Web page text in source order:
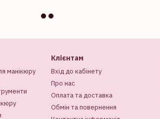
манікюру
Клієнтам
Вхід до кабінету
Про нас
Оплата та доставка
Обмін та повернення